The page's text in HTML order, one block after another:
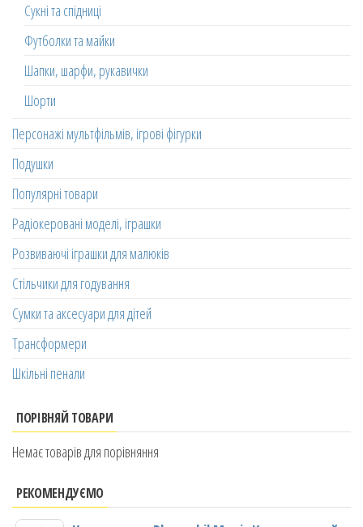
Сукні та спідниці
Футболки та майки
Шапки, шарфи, рукавички
Шорти
Персонажі мультфільмів, ігрові фігурки
Подушки
Популярні товари
Радіокеровані моделі, іграшки
Розвиваючі іграшки для малюків
Стільчики для годування
Сумки та аксесуари для дітей
Трансформери
Шкільні пенали
ПОРІВНЯЙ ТОВАРИ
Немає товарів для порівняння
РЕКОМЕНДУЄМО